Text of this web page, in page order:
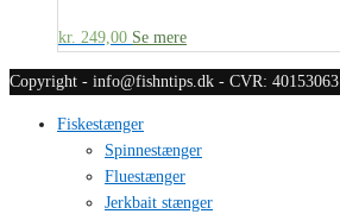
kr. 249,00 Se mere
Copyright - info@fishntips.dk - CVR: 40153063
Fiskestænger
Spinnestænger
Fluestænger
Jerkbait stænger